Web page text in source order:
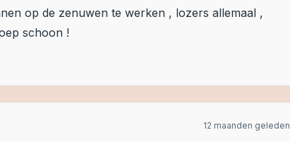
op de zenuwen te werken , lozers allemaal ,
schoon !
12 maanden geleden